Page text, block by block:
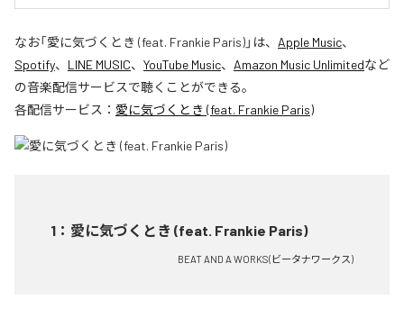
なお「愛に気づくとき (feat. Frankie Paris)」は、 Apple Music、
Spotify、 LINE MUSIC、 YouTube Music、 Amazon Music Unlimitedなど
の音楽配信サービスで聴くことができる。
各配信サービス： 愛に気づくとき (feat. Frankie Paris)
1 ： 愛に気づくとき (feat. Frankie Paris)
BEAT AND A WORKS(ビータナワークス)